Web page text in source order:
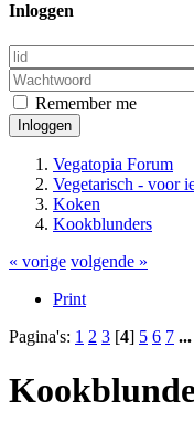
Inloggen
Remember me
Inloggen
Vegatopia Forum
Vegetarisch - voor
Koken
Kookblunders
« vorige volgende »
Print
Pagina's: 1 2 3 [4] 5 6 7 ...